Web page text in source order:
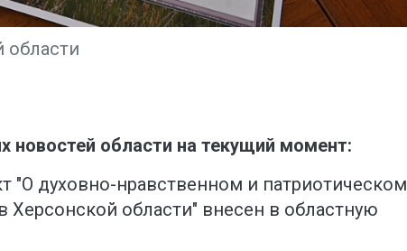
новостей области на текущий момент:
"О духовно-нравственном и патриотическом
Херсонской области" внесен в областную